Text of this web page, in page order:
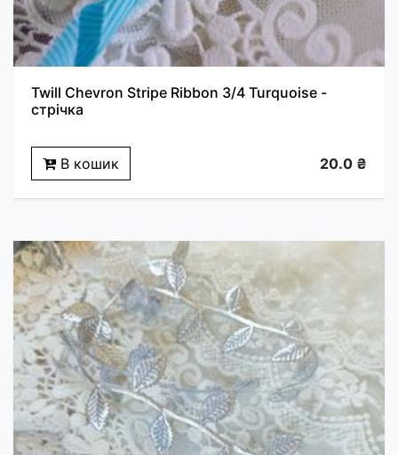
Twill Chevron Stripe Ribbon 3/4 Turquoise -
стрічка
В кошик 20.0 ₴